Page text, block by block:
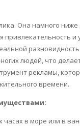
Она намного ниже
привлекательность
людей, что
рекламы,
времени.
часах в море или в